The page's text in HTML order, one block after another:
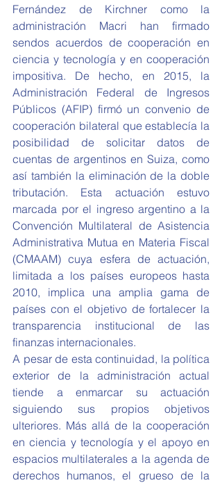
Fernández de Kirchner como la
administración Macri han firmado
sendos acuerdos de cooperación en
ciencia y tecnología y en cooperación
impositiva. De hecho, en 2015, la
Administración Federal de Ingresos
Públicos (AFIP) firmó un convenio de
cooperación bilateral que establecía la
posibilidad de solicitar datos de
cuentas de argentinos en Suiza, como
así también la eliminación de la doble
tributación. Esta actuación estuvo
marcada por el ingreso argentino a la
Convención Multilateral de Asistencia
Administrativa Mutua en Materia Fiscal
(CMAAM) cuya esfera de actuación,
limitada a los países europeos hasta
2010, implica una amplia gama de
países con el objetivo de fortalecer la
transparencia institucional de las
finanzas internacionales.
A pesar de esta continuidad, la política
exterior de la administración actual
tiende a enmarcar su actuación
siguiendo sus propios objetivos
ulteriores. Más allá de la cooperación
en ciencia y tecnología y el apoyo en
espacios multilaterales a la agenda de
derechos humanos, el grueso de la